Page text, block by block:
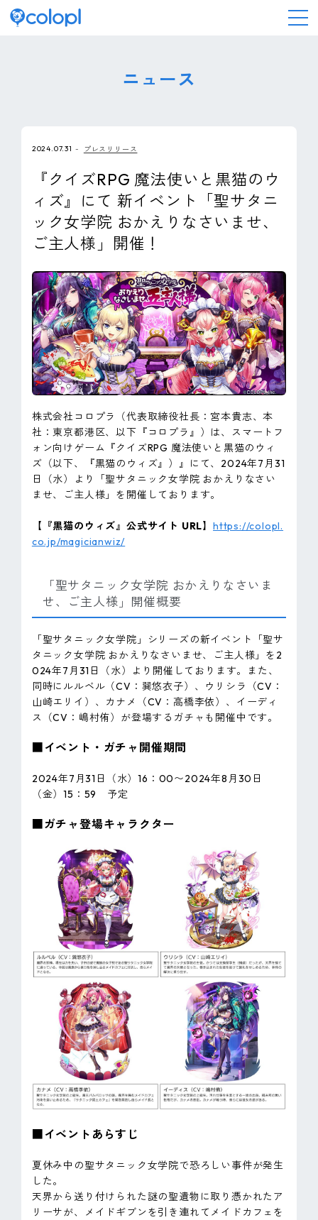
IR情報
採用情報
サステナビリティ
ピンマーク
EN
ニュース
2024.07.31 プレスリリース
『クイズRPG 魔法使いと黒猫のウ
ィズ』にて 新イベント「聖サタニ
ック女学院 おかえりなさいませ、
ご主人様」開催！
株式会社コロプラ（代表取締役社長：宮本貴志、本
社：東京都港区、以下『コロプラ』）は、スマートフ
ォン向けゲーム『クイズRPG 魔法使いと黒猫のウィ
ズ（以下、『黒猫のウィズ』）』にて、2024年7月31
日（水）より「聖サタニック女学院 おかえりなさい
ませ、ご主人様」を開催しております。
【『黒猫のウィズ』公式サイト URL】https://colopl.
co.jp/magicianwiz/
「聖サタニック女学院 おかえりなさいま
せ、ご主人様」開催概要
「聖サタニック女学院」シリーズの新イベント「聖サ
タニック女学院 おかえりなさいませ、ご主人様」を2
024年7月31日（水）より開催しております。また、
同時にルルベル（CV：巽悠衣子）、ウリシラ（CV：
山崎エリイ）、カナメ（CV：高橋李依）、イーディ
ス（CV：嶋村侑）が登場するガチャも開催中です。
■イベント・ガチャ開催期間
2024年7月31日（水）16：00〜2024年8月30日
（金）15：59 予定
■ガチャ登場キャラクター
■イベントあらすじ
夏休み中の聖サタニック女学院で恐ろしい事件が発生
した。
天界から送り付けられた謎の聖遺物に取り憑かれたア
リーサが、メイドギブンを引き連れてメイドカフェを